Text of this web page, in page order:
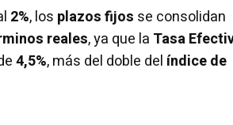
2%, los plazos fijos se consolidan
reales, ya que la Tasa
4,5%, más del doble del índice de